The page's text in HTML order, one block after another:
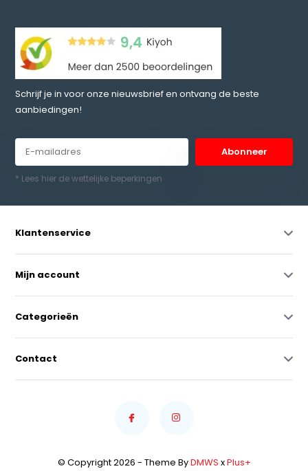
Schrijf je in voor onze nieuwsbrief en ontvang de beste
aanbiedingen!
Abonneer
* Lees hier de wettelijke beperkingen
Klantenservice
Mijn account
Categorieën
Contact
© Copyright 2026 - Theme ByDMWS xPlus+